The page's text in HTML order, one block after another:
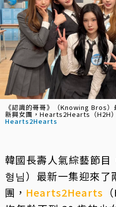
《認識的哥哥》（Knowing Bros
新興女團，Hearts2Hearts（H2H
Hearts2Hearts
韓國長壽人氣綜藝節目
형님）最新一集迎來了
團， Hearts2Hearts